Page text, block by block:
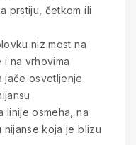
prstiju, četkom ili
niz most na
na vrhovima
jače osvetljenje
linije osmeha, na
nijanse koja je blizu